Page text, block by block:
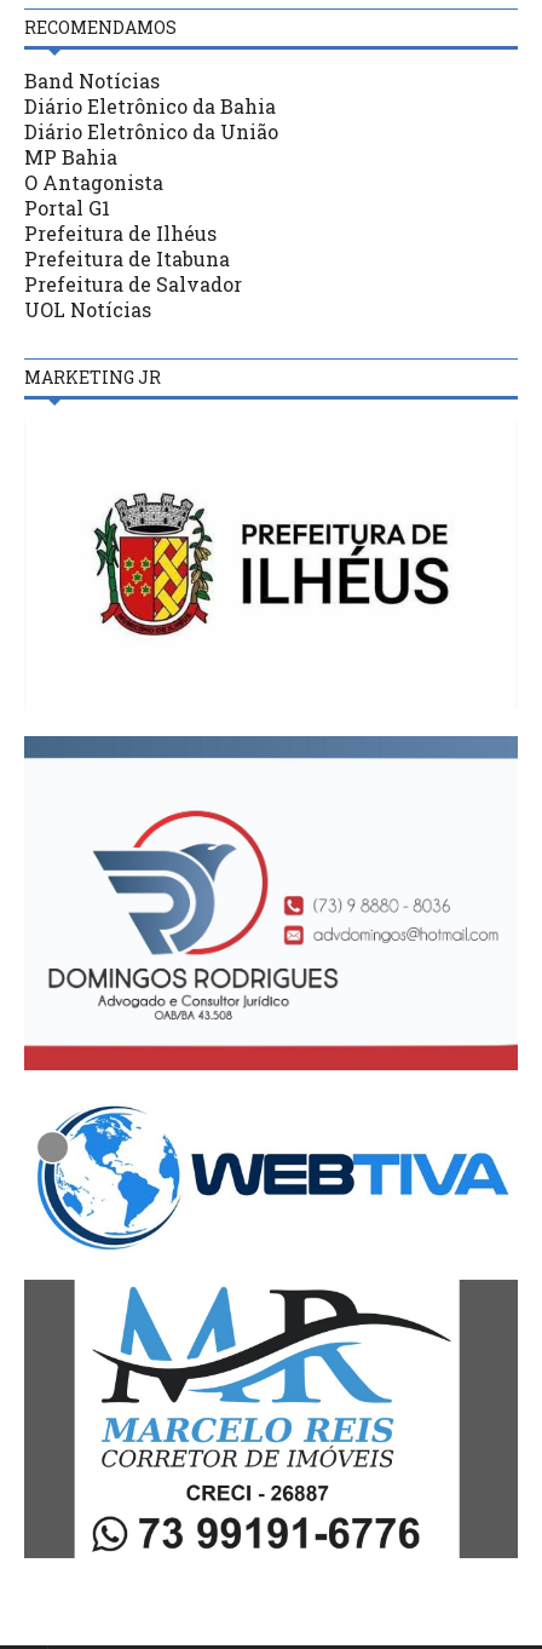
RECOMENDAMOS
Band Notícias
Diário Eletrônico da Bahia
Diário Eletrônico da União
MP Bahia
O Antagonista
Portal G1
Prefeitura de Ilhéus
Prefeitura de Itabuna
Prefeitura de Salvador
UOL Notícias
MARKETING JR